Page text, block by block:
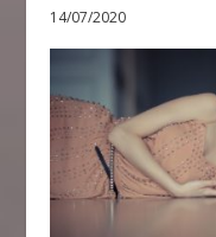
14/07/2020